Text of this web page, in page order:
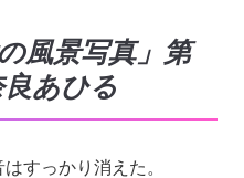
風景写真」第
あひる
すっかり消えた。